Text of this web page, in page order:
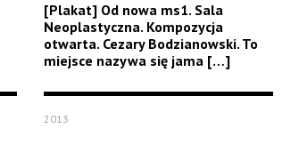
[Plakat] Od nowa ms1. Sala
Neoplastyczna. Kompozycja
otwarta. Cezary Bodzianowski. To
miejsce nazywa się jama […]
2013